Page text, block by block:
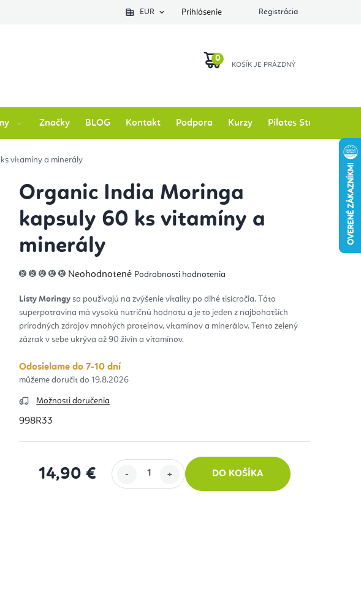
EUR Prihlásenie Registrácia
KOŠÍK
Značky BLOG Kontakt Podpora Kurzy Pilates Studio
vitamíny a minerály
Organic India Moringa
kapsuly 60 ks vitamíny a
minerály
Priemerné
hodnotenie
0,0
5
hviezdičiek.
Neohodnotené Podrobnosti hodnotenia
Listy Moringy sa používajú na zvýšenie vitality po dlhé tisícročia. Táto
superpotravina má vysokú nutričnú hodnotu a je to jeden z najbohatších
prírodných zdrojov mnohých proteínov, vitamínov a minerálov. Tento zelený
zázrak v sebe ukrýva až 90 živín a vitamínov.
Odosielame do 7-10 dní
19.8.2026
Možnosti doručenia
998R33
14,90 € DO KOŠÍKA